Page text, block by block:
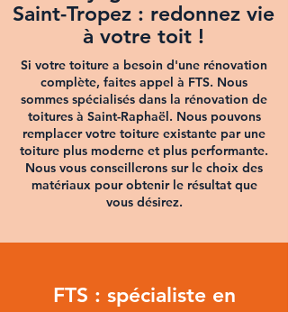
Saint-Tropez : redonnez vie
à votre toit !
Si votre toiture a besoin d'une rénovation
complète, faites appel à FTS. Nous
sommes spécialisés dans la rénovation de
toitures à Saint-Raphaël. Nous pouvons
remplacer votre toiture existante par une
toiture plus moderne et plus performante.
Nous vous conseillerons sur le choix des
matériaux pour obtenir le résultat que
vous désirez.
FTS : spécialiste en